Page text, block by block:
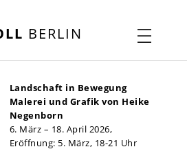
BERLIN
Landschaft in Bewegung
Malerei und Grafik von Heike
Negenborn
6. März – 18. April 2026,
Eröffnung: 5. März, 18-21 Uhr